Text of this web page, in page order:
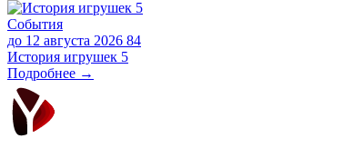
События
до 12 августа 2026 84
История игрушек 5
Подробнее →